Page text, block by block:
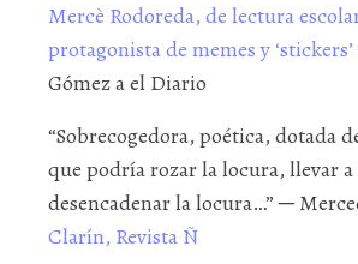
Mercè Rodoreda, de lectura
protagonista de memes y ‘stickers’
Gómez a el Diario
“Sobrecogedora, poética, dotada
que podría rozar la locura, llevar
desencadenar la locura…” ─
Clarín, Revista Ñ